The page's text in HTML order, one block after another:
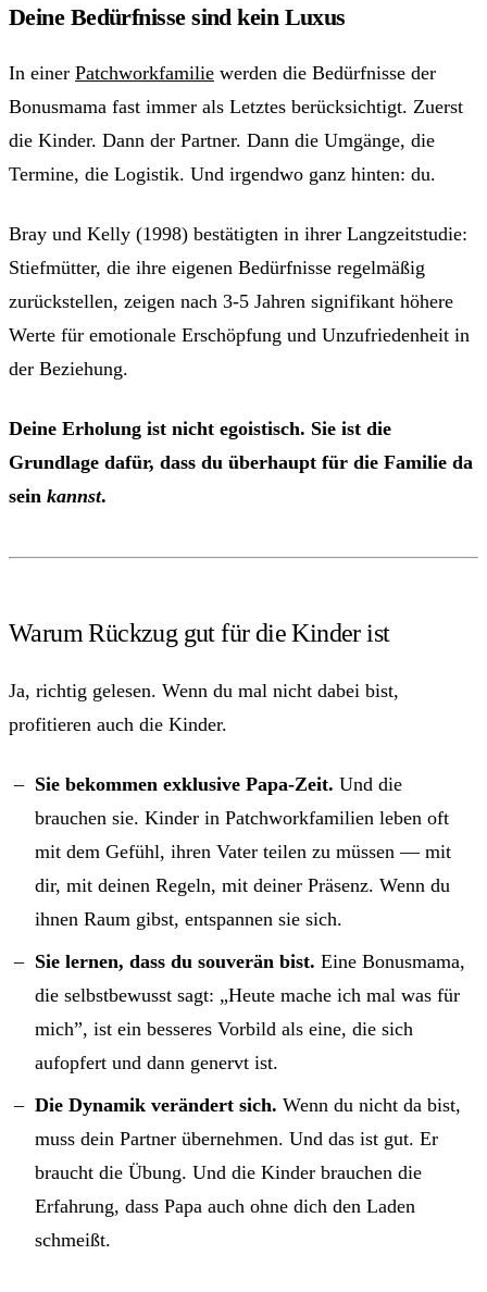
Deine Bedürfnisse sind kein Luxus
In einer Patchworkfamilie werden die Bedürfnisse der
Bonusmama fast immer als Letztes berücksichtigt. Zuerst
die Kinder. Dann der Partner. Dann die Umgänge, die
Termine, die Logistik. Und irgendwo ganz hinten: du.
Bray und Kelly (1998) bestätigten in ihrer Langzeitstudie:
Stiefmütter, die ihre eigenen Bedürfnisse regelmäßig
zurückstellen, zeigen nach 3-5 Jahren signifikant höhere
Werte für emotionale Erschöpfung und Unzufriedenheit in
der Beziehung.
Deine Erholung ist nicht egoistisch. Sie ist die
Grundlage dafür, dass du überhaupt für die Familie da
sein kannst.
Warum Rückzug gut für die Kinder ist
Ja, richtig gelesen. Wenn du mal nicht dabei bist,
profitieren auch die Kinder.
Sie bekommen exklusive Papa-Zeit. Und die
brauchen sie. Kinder in Patchworkfamilien leben oft
mit dem Gefühl, ihren Vater teilen zu müssen — mit
dir, mit deinen Regeln, mit deiner Präsenz. Wenn du
ihnen Raum gibst, entspannen sie sich.
Sie lernen, dass du souverän bist. Eine Bonusmama,
die selbstbewusst sagt: „Heute mache ich mal was für
mich”, ist ein besseres Vorbild als eine, die sich
aufopfert und dann genervt ist.
Die Dynamik verändert sich. Wenn du nicht da bist,
muss dein Partner übernehmen. Und das ist gut. Er
braucht die Übung. Und die Kinder brauchen die
Erfahrung, dass Papa auch ohne dich den Laden
schmeißt.